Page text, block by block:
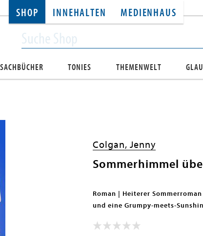
SHOP INNEHALTEN MEDIENHAUS
SACHBÜCHER TONIES THEMENWELT
Colgan, Jenny
Sommerhimmel
Roman | Heiterer
und eine Grumpy-meets-